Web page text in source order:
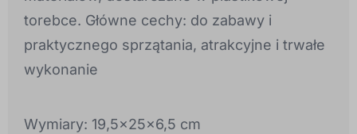
torebce. Główne cechy: do zabawy i
praktycznego sprzątania, atrakcyjne i trwałe
wykonanie
Wymiary: 19,5x25x6,5 cm